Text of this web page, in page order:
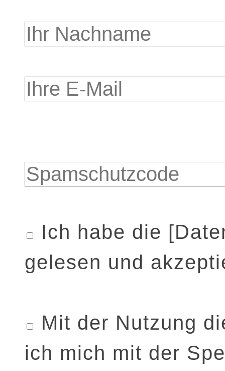
Ich habe die
gelesen und
Mit der Nutzung
ich mich mit der